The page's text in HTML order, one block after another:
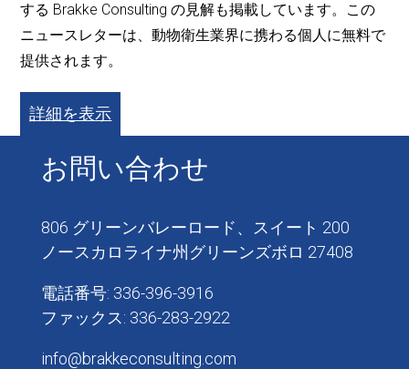
する Brakke Consulting の見解も掲載しています。この
ニュースレターは、動物衛生業界に携わる個人に無料で
提供されます。
詳細を表示
お問い合わせ
806 グリーンバレーロード、スイート 200
ノースカロライナ州グリーンズボロ 27408
電話番号: 336-396-3916
ファックス: 336-283-2922
info@brakkeconsulting.com